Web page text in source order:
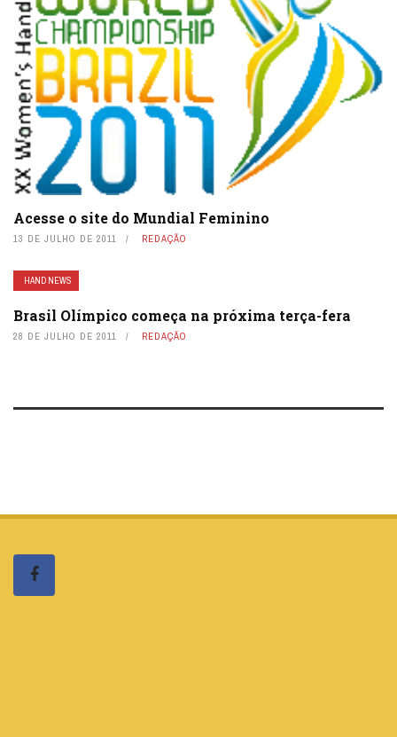
Acesse o site do Mundial Feminino
13 DE JULHO DE 2011 REDAÇÃO
HAND NEWS
Brasil Olímpico começa na próxima terça-fera
28 DE JULHO DE 2011 REDAÇÃO